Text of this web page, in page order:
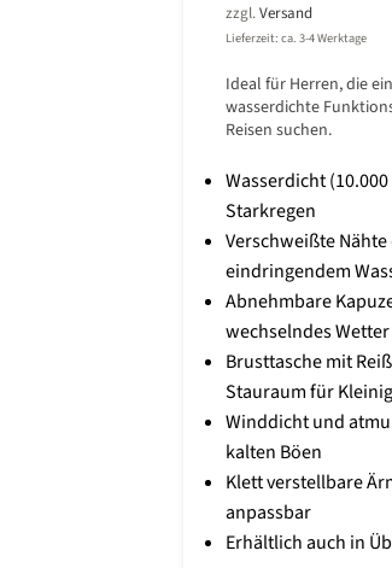
zzgl.Versand
Lieferzeit: ca. 3-4 Werktage
Ideal für Herren, die
wasserdichte
Reisen suchen.
Wasserdicht
Starkregen
Verschweißte
eindringendem
Abnehmbare
wechselndes Wetter
Brusttasche mit
Stauraum für
Winddicht und
kalten Böen
Klett verstellbare
anpassbar
Erhältlich auch in